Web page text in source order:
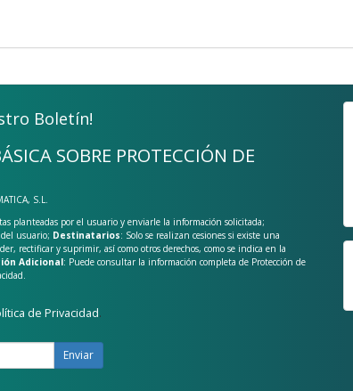
Boletín!
SOBRE PROTECCIÓN DE
S.L.
planteadas por el usuario y enviarle la información solicitada;
usuario; Destinatarios: Solo se realizan cesiones si existe una
rectificar y suprimir, así como otros derechos, como se indica en la
Adicional: Puede consultar la información completa de Protección de
.
de Privacidad.
Enviar